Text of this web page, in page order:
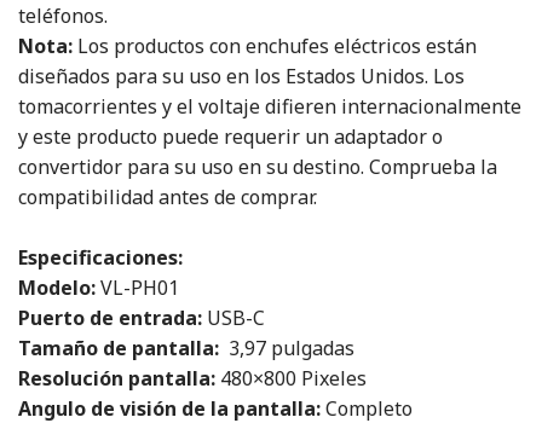
teléfonos.
Nota: Los productos con enchufes eléctricos están
diseñados para su uso en los Estados Unidos. Los
tomacorrientes y el voltaje difieren internacionalmente
y este producto puede requerir un adaptador o
convertidor para su uso en su destino. Comprueba la
compatibilidad antes de comprar.
Especificaciones:
Modelo:VL-PH01
Puerto de entrada: USB-C
Tamaño de pantalla: 3,97 pulgadas
Resolución pantalla: 480×800 Pixeles
Angulo de visión de la pantalla:Completo